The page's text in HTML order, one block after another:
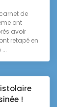
de
ont
avoir
retapé en
!